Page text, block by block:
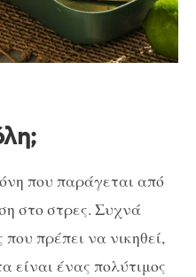
που παράγεται από
στο στρες. Συχνά
πρέπει να νικηθεί,
είναι ένας πολύτιμος